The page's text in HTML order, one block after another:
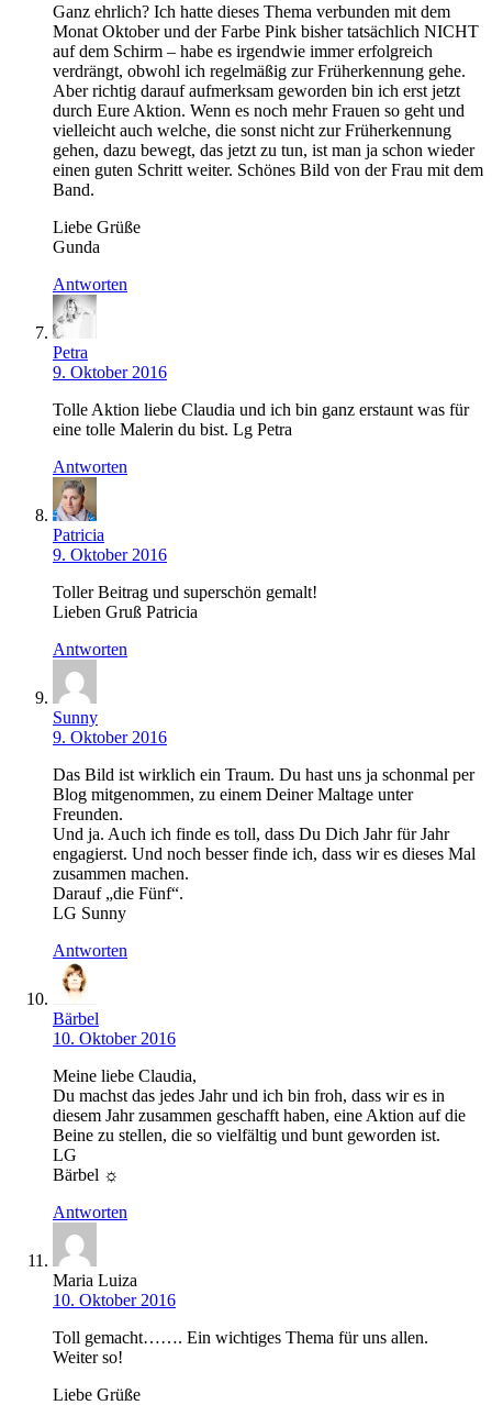
Ganz ehrlich? Ich hatte dieses Thema verbunden mit dem
Monat Oktober und der Farbe Pink bisher tatsächlich NICHT
auf dem Schirm – habe es irgendwie immer erfolgreich
verdrängt, obwohl ich regelmäßig zur Früherkennung gehe.
Aber richtig darauf aufmerksam geworden bin ich erst jetzt
durch Eure Aktion. Wenn es noch mehr Frauen so geht und
vielleicht auch welche, die sonst nicht zur Früherkennung
gehen, dazu bewegt, das jetzt zu tun, ist man ja schon wieder
einen guten Schritt weiter. Schönes Bild von der Frau mit dem
Band.
Liebe Grüße
Gunda
Antworten
Petra
9. Oktober 2016
Tolle Aktion liebe Claudia und ich bin ganz erstaunt was für
eine tolle Malerin du bist. Lg Petra
Antworten
Patricia
9. Oktober 2016
Toller Beitrag und superschön gemalt!
Lieben Gruß Patricia
Antworten
Sunny
9. Oktober 2016
Das Bild ist wirklich ein Traum. Du hast uns ja schonmal per
Blog mitgenommen, zu einem Deiner Maltage unter
Freunden.
Und ja. Auch ich finde es toll, dass Du Dich Jahr für Jahr
engagierst. Und noch besser finde ich, dass wir es dieses Mal
zusammen machen.
Darauf „die Fünf“.
LG Sunny
Antworten
Bärbel
10. Oktober 2016
Meine liebe Claudia,
Du machst das jedes Jahr und ich bin froh, dass wir es in
diesem Jahr zusammen geschafft haben, eine Aktion auf die
Beine zu stellen, die so vielfältig und bunt geworden ist.
LG
Bärbel ☼
Antworten
Maria Luiza
10. Oktober 2016
Toll gemacht……. Ein wichtiges Thema für uns allen.
Weiter so!
Liebe Grüße